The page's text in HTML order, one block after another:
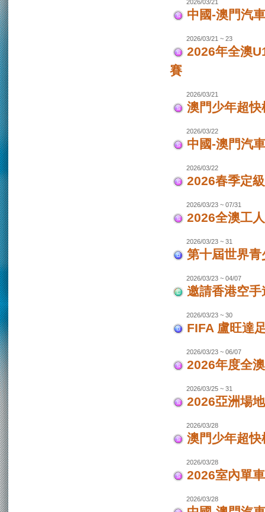
2026/03/21
中國-澳門汽
2026/03/21 ~ 23
2026年全澳
賽
2026/03/21
澳門少年超快
2026/03/22
中國-澳門汽
2026/03/22
2026春季定
2026/03/23 ~ 07/31
2026全澳工
2026/03/23 ~ 31
第十屆世界
2026/03/23 ~ 04/07
邀請香港空
2026/03/23 ~ 30
FIFA 盧旺達
2026/03/23 ~ 06/07
2026年度全
2026/03/25 ~ 31
2026亞洲場
2026/03/28
澳門少年超快
2026/03/28
2026室內單
2026/03/28